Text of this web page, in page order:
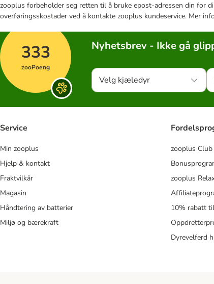
zooplus forbeholder seg retten til å bruke epost-adressen din for
overføringsskostader ved å kontakte zooplus kundeservice. Mer
333
zooPoeng
Nyhetsbrev - Ikke gå
Velg kjæledyr
Service
Min zooplus
Hjelp & kontakt
Fraktvilkår
Magasin
Håndtering av batterier
Miljø og bærekraft
zooplus
zooplus
10% rabatt
Dyrevelferd